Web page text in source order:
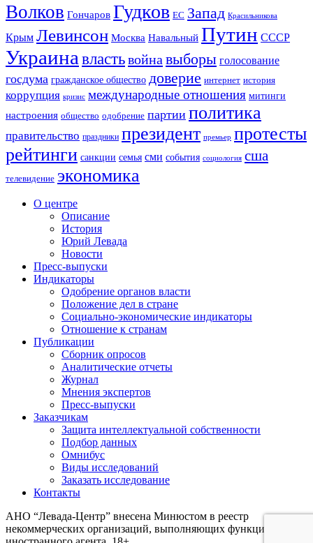
Волков Гончаров Гудков ЕС Запад Красильникова
Крым Левинсон Москва Навальный Путин СССР
Украина властьвойна выборы голосование
госдума гражданское общество доверие интернет история
коррупция кризис международные отношения митинги
настроения общество одобрение партии политика
правительство праздники президент премьер протесты
рейтинги санкции семья сми события социология сша
телевидение экономика
О центре
Описание
История
Юрий Левада
Новости
Пресс-выпуски
Индикаторы
Одобрение органов власти
Положение дел в стране
Социально-экономические индикаторы
Отношение к странам
Публикации
Сборник опросов
Аналитические отчеты
Журнал
Мнения экспертов
Пресс-выпуски
Заказчикам
Защита интеллектуальной собственности
Подбор данных
Омнибус
Виды исследований
Заказать исследование
Контакты
АНО “Левада-Центр” внесена Минюстом в реестр
некоммерческих организаций, выполняющих функции